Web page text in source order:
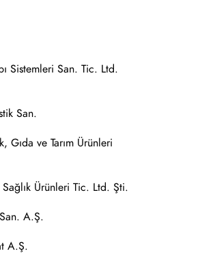
Sistemleri San. Tic. Ltd.
San.
Gıda ve Tarım Ürünleri
Ürünleri Tic. Ltd. Şti.
A.Ş.
A.Ş.